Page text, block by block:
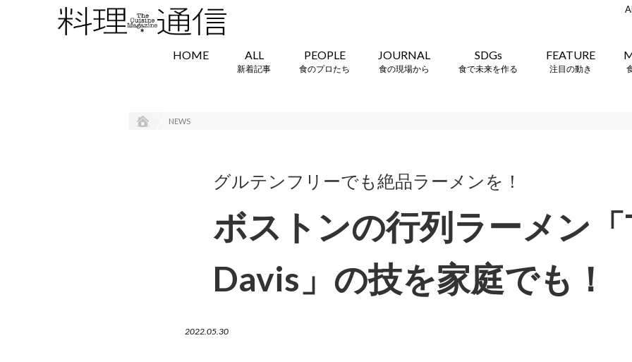
HOME ALL
新着記事
PEOPLE
食のプロたち
JOURNAL
食の現場から
SDGs
食で未来を作る
FEATURE
注目の動き
NEWS
グルテンフリーでも絶品ラーメンを！
ボストンの行列ラーメン
Davis」の技を家庭でも！
2022.05.30